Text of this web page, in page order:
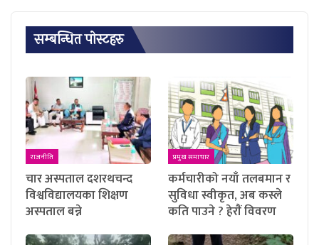
सम्बन्धित पाेस्टहरु
राजनीति
चार अस्पताल दशरथचन्द
विश्वविद्यालयका शिक्षण
अस्पताल बन्ने
प्रमुख समाचार
कर्मचारीको नयाँ तलबमान र
सुविधा स्वीकृत, अब कस्ले
कति पाउने ? हेराैं विवरण